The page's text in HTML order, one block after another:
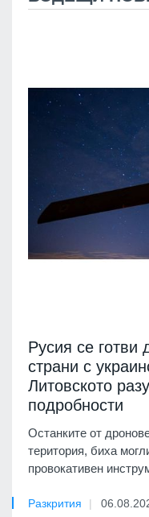
Русия се готви
страни с
Литовското
подробности
Останките от
територия, биха
провокативен
Разкрития